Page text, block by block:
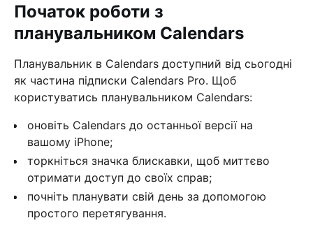
Початок роботи з
планувальником Calendars
Планувальник в Calendars доступний від сьогодні
як частина підписки Calendars Pro. Щоб
користуватись планувальником Calendars:
оновіть Calendars до останньої версії на
вашому iPhone;
торкніться значка блискавки, щоб миттєво
отримати доступ до своїх справ;
почніть планувати свій день за допомогою
простого перетягування.